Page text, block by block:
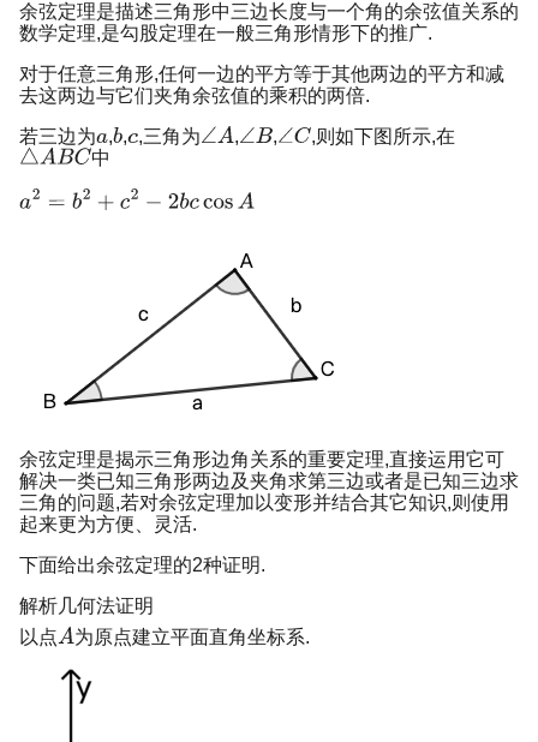
余弦定理是描述三角形中三边长度与一个角的余弦值关系的
数学定理,是勾股定理在一般三角形情形下的推广.
对于任意三角形,任何一边的平方等于其他两边的平方和减
去这两边与它们夹角余弦值的乘积的两倍.
若三边为
, , ,三角为 , ,
,则如下图所示,在
中
余弦定理是揭示三角形边角关系的重要定理,直接运用它可
解决一类已知三角形两边及夹角求第三边或者是已知三边求
三角的问题,若对余弦定理加以变形并结合其它知识,则使用
起来更为方便、灵活.
下面给出余弦定理的2种证明.
解析几何法证明
以点
为原点建立平面直角坐标系.